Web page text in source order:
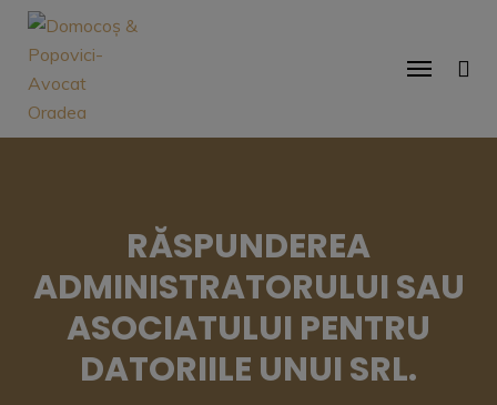
RĂSPUNDEREA
ADMINISTRATORULUI SAU
ASOCIATULUI PENTRU
DATORIILE UNUI SRL.